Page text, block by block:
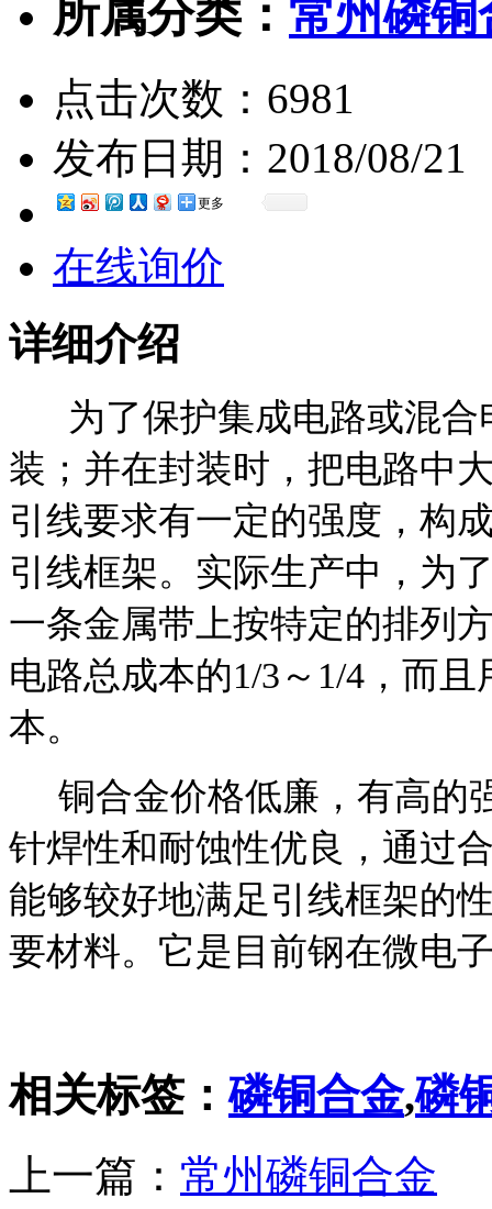
所属分类： 常州磷铜
点击次数： 6981
发布日期： 2018/08/21
更多
在线询价
详细介绍
为了保护集成电路或混合
装；并在封装时，把电路中
引线要求有一定的强度，构
引线框架。实际生产中，为
一条金属带上按特定的排列
电路总成本的1/3～1/4，而
本。
铜合金价格低廉，有高的
针焊性和耐蚀性优良，通过
能够较好地满足引线框架的
要材料。它是目前钢在微电
相关标签：磷铜合金,磷
上一篇： 常州磷铜合金